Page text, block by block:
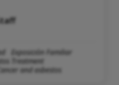
Exposición Familiar
Treatment
Cancer and asbestos